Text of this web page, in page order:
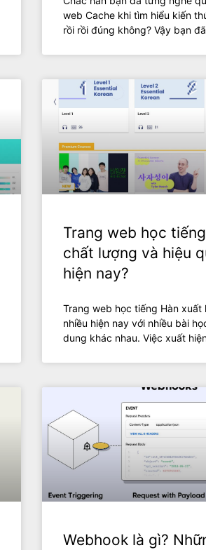
web Cache khi tìm hiểu kiến
rồi rồi đúng không? Vậy bạn đã
Trang web học
chất lượng và hiệu
hiện nay?
Trang web học tiếng Hàn xuất
nhiều hiện nay với nhiều bài
dung khác nhau. Việc xuất
Webhook là gì?